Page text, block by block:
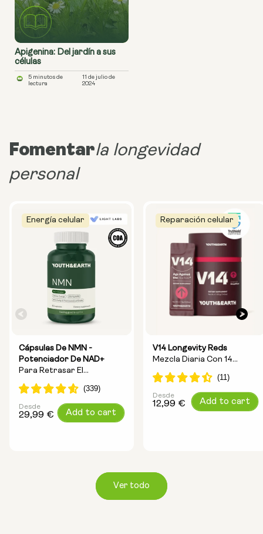
Apigenina: Del jardín a sus
células
5 minutos de
lectura
11 de julio de
2024
Fomentarla longevidad
personal
Energía celular
Cápsulas De NMN -
Potenciador De NAD+
Para Retrasar El
Envejecimiento Y
Aumentar La Energía
Precio
Desde
29,99 € Add to cart
Reparación celular
V14 Longevity Reds
Mezcla Diaria Con 14
Ingredientes Para La
Longevidad.
Precio
Desde
12,99 € Add to cart
Ver todo